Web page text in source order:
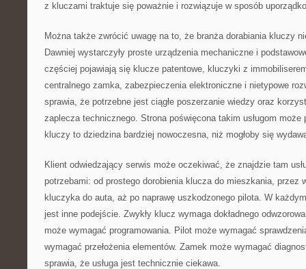
z kluczami traktuje się poważnie i rozwiązuje w sposób
Można także zwrócić uwagę na to, że branża dorabiania kluczy
Dawniej wystarczyły proste urządzenia mechaniczne i
częściej pojawiają się klucze patentowe, kluczyki z
centralnego zamka, zabezpieczenia elektroniczne i nietypowe
sprawia, że potrzebne jest ciągłe poszerzanie wiedzy oraz
zaplecza technicznego. Strona poświęcona takim usługom może
kluczy to dziedzina bardziej nowoczesna, niż mogłoby się
Klient odwiedzający serwis może oczekiwać, że znajdzie tam
potrzebami: od prostego dorobienia klucza do mieszkania, przez
kluczyka do auta, aż po naprawę uszkodzonego pilota. W
jest inne podejście. Zwykły klucz wymaga dokładnego
może wymagać programowania. Pilot może wymagać
wymagać przełożenia elementów. Zamek może wymagać
sprawia, że usługa jest technicznie ciekawa.